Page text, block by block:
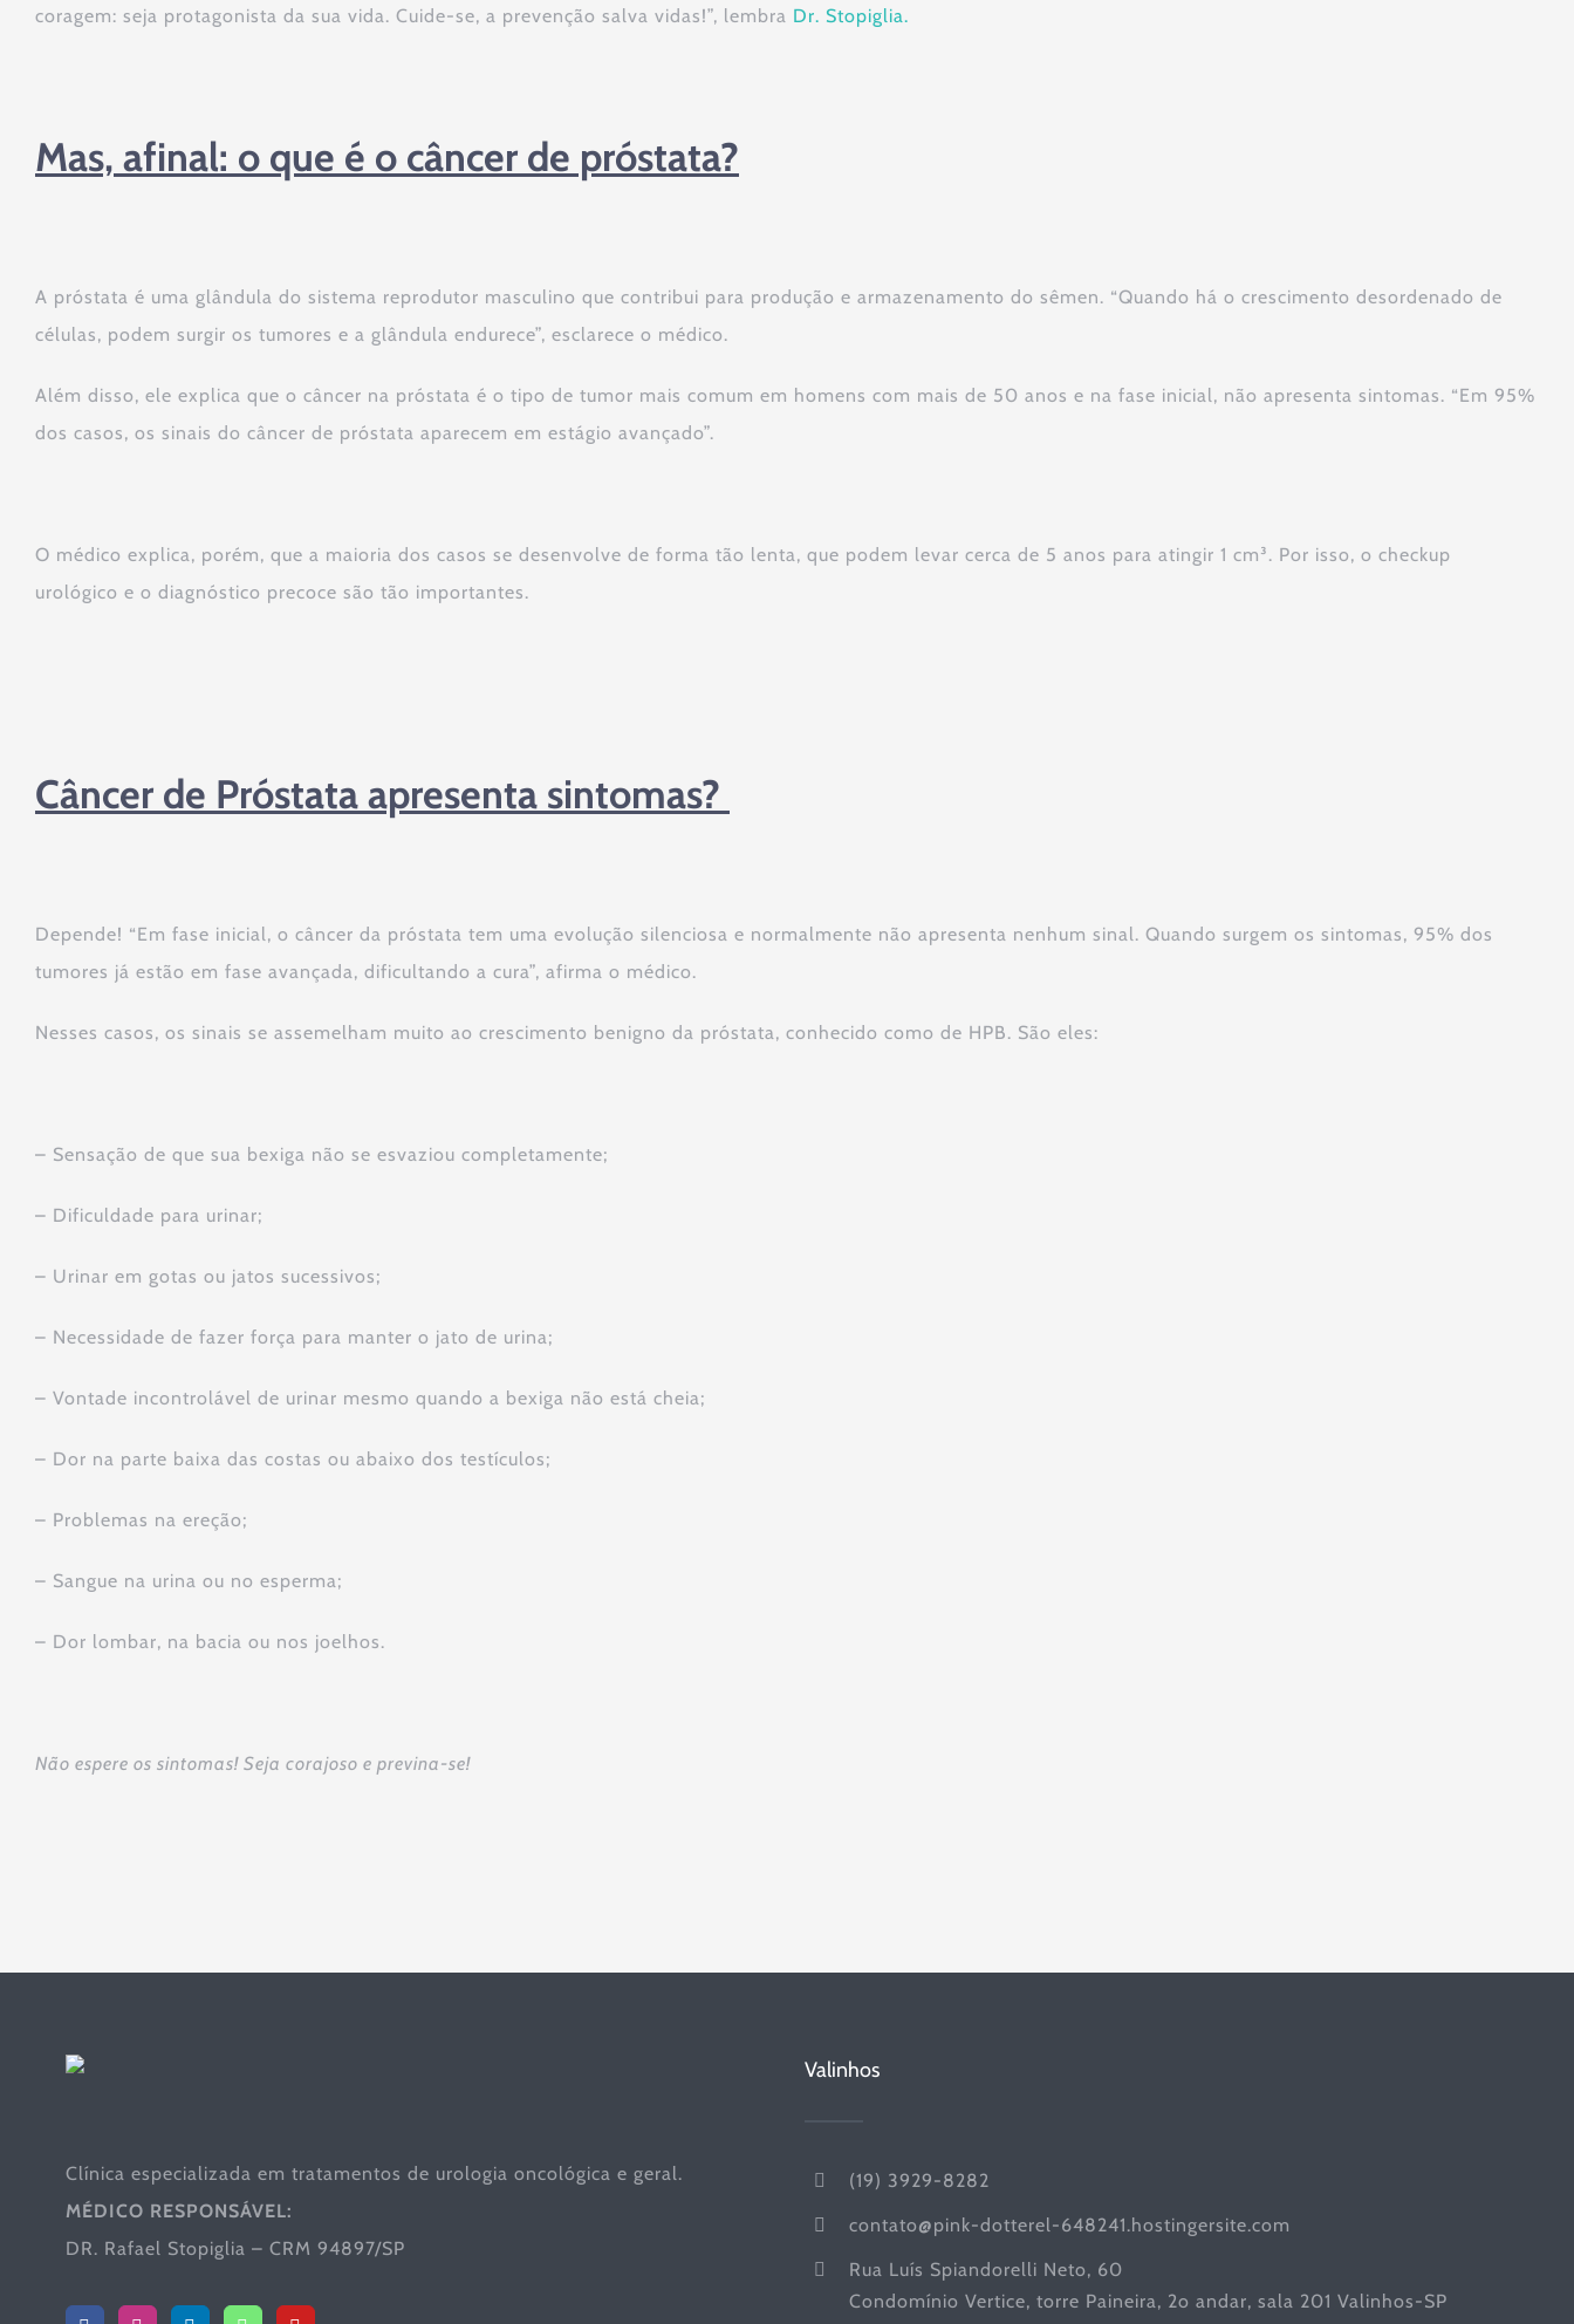
coragem: seja protagonista da sua vida. Cuide-se, a prevenção salva vidas!”, lembra Dr. Stopiglia.
Mas, afinal: o que é o câncer de próstata?
A próstata é uma glândula do sistema reprodutor masculino que contribui para produção e armazenamento do sêmen. “Quando há o crescimento desordenado de
células, podem surgir os tumores e a glândula endurece”, esclarece o médico.
Além disso, ele explica que o câncer na próstata é o tipo de tumor mais comum em homens com mais de 50 anos e na fase inicial, não apresenta sintomas. “Em 95%
dos casos, os sinais do câncer de próstata aparecem em estágio avançado”.
O médico explica, porém, que a maioria dos casos se desenvolve de forma tão lenta, que podem levar cerca de 5 anos para atingir 1 cm³. Por isso, o checkup
urológico e o diagnóstico precoce são tão importantes.
Câncer de Próstata apresenta sintomas?
Depende! “Em fase inicial, o câncer da próstata tem uma evolução silenciosa e normalmente não apresenta nenhum sinal. Quando surgem os sintomas, 95% dos
tumores já estão em fase avançada, dificultando a cura”, afirma o médico.
Nesses casos, os sinais se assemelham muito ao crescimento benigno da próstata, conhecido como de HPB. São eles:
– Sensação de que sua bexiga não se esvaziou completamente;
– Dificuldade para urinar;
– Urinar em gotas ou jatos sucessivos;
– Necessidade de fazer força para manter o jato de urina;
– Vontade incontrolável de urinar mesmo quando a bexiga não está cheia;
– Dor na parte baixa das costas ou abaixo dos testículos;
– Problemas na ereção;
– Sangue na urina ou no esperma;
– Dor lombar, na bacia ou nos joelhos.
Não espere os sintomas! Seja corajoso e previna-se!
Clínica especializada em tratamentos de urologia oncológica e geral.
MÉDICO RESPONSÁVEL:
DR. Rafael Stopiglia – CRM 94897/SP
Valinhos
(19) 3929-8282
contato@pink-dotterel-648241.hostingersite.com
Rua Luís Spiandorelli Neto, 60
Condomínio Vertice, torre Paineira, 2o andar, sala 201 Valinhos-SP